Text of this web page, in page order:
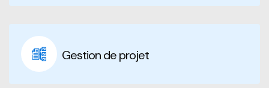
Gestion de projet